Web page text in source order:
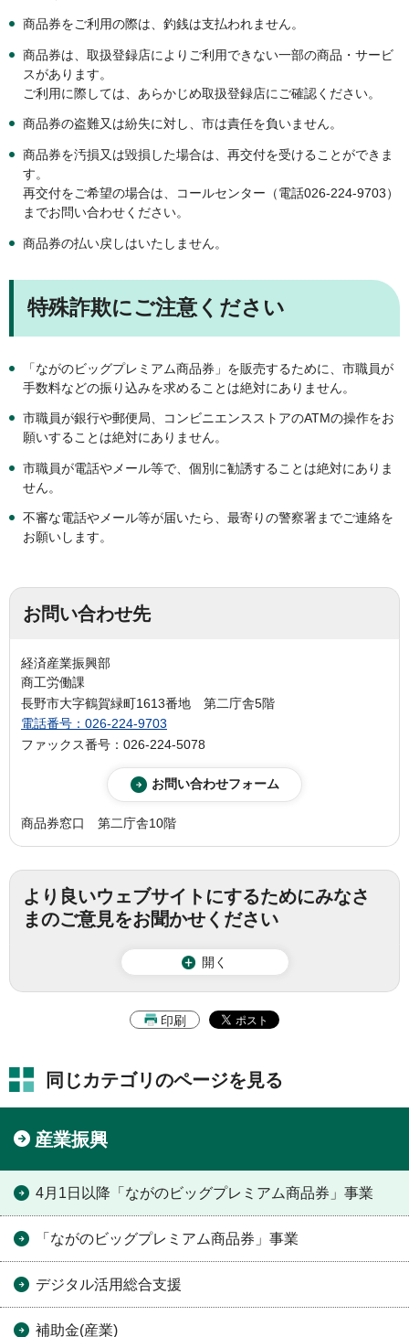
商品券をご利用の際は、釣銭は支払われません。
商品券は、取扱登録店によりご利用できない一部の商品・サービ
スがあります。
ご利用に際しては、あらかじめ取扱登録店にご確認ください。
商品券の盗難又は紛失に対し、市は責任を負いません。
商品券を汚損又は毀損した場合は、再交付を受けることができま
す。
再交付をご希望の場合は、コールセンター（電話026-224-9703）
までお問い合わせください。
商品券の払い戻しはいたしません。
特殊詐欺にご注意ください
「ながのビッグプレミアム商品券」を販売するために、市職員が
手数料などの振り込みを求めることは絶対にありません。
市職員が銀行や郵便局、コンビニエンスストアのATMの操作をお
願いすることは絶対にありません。
市職員が電話やメール等で、個別に勧誘することは絶対にありま
せん。
不審な電話やメール等が届いたら、最寄りの警察署までご連絡を
お願いします。
お問い合わせ先
経済産業振興部
商工労働課
長野市大字鶴賀緑町1613番地 第二庁舎5階
電話番号：026-224-9703
ファックス番号：026-224-5078
商品券窓口 第二庁舎10階
より良いウェブサイトにするためにみなさ
まのご意見をお聞かせください
開く
印刷
同じカテゴリのページを見る
産業振興
4月1日以降「ながのビッグプレミアム商品券」事業
「ながのビッグプレミアム商品券」事業
デジタル活用総合支援
補助金(産業)